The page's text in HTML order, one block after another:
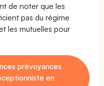
de noter que les
pas du régime
les mutuelles pour
prévoyances
en